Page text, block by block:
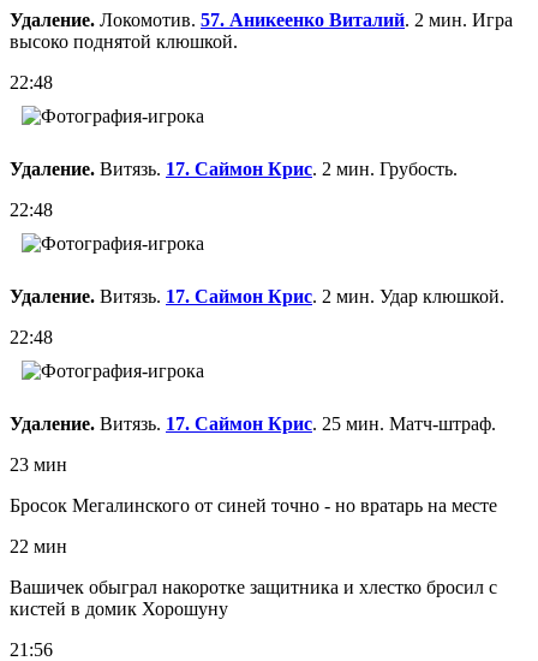
Удаление. Локомотив. 57. Аникеенко Виталий. 2 мин. Игра
высоко поднятой клюшкой.
22:48
Удаление. Витязь. 17. Саймон Крис. 2 мин. Грубость.
22:48
Удаление. Витязь. 17. Саймон Крис. 2 мин. Удар клюшкой.
22:48
Удаление. Витязь. 17. Саймон Крис. 25 мин. Матч-штраф.
23 мин
Бросок Мегалинского от синей точно - но вратарь на месте
22 мин
Вашичек обыграл накоротке защитника и хлестко бросил с
кистей в домик Хорошуну
21:56